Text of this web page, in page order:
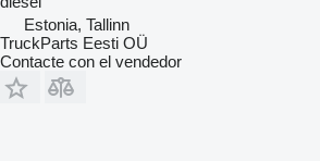
Estonia, Tallinn
TruckParts Eesti OÜ
Contacte con el vendedor